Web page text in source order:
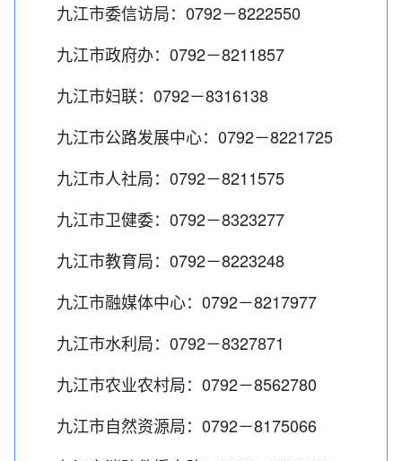
九江市委信访局：0792－8222550
九江市政府办：0792－8211857
九江市妇联：0792－8316138
九江市公路发展中心：0792－8221725
九江市人社局：0792－8211575
九江市卫健委：0792－8323277
九江市教育局：0792－8223248
九江市融媒体中心：0792－8217977
九江市水利局：0792－8327871
九江市农业农村局：0792－8562780
九江市自然资源局：0792－8175066